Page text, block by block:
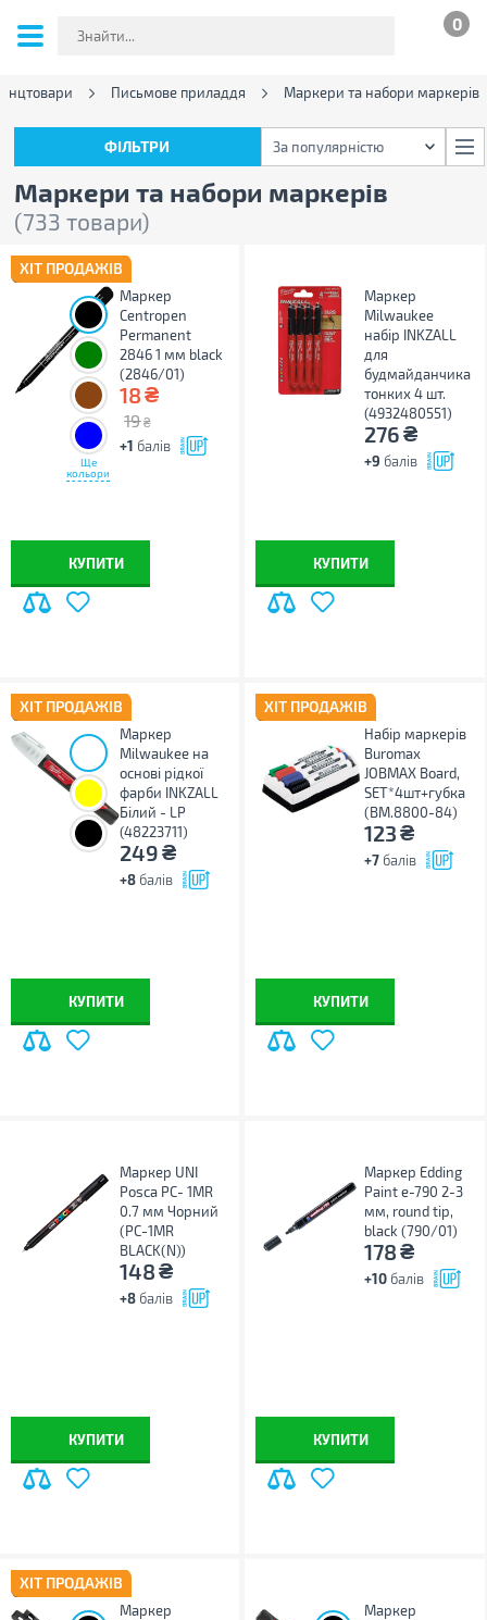
0
Письмове приладдя Маркери та набори маркерів
Маркери та набори маркерів
(733 товари)
ФІЛЬТРИ За популярністю
ХІТ ПРОДАЖІВ
Ще
кольори
Маркер
Centropen
Permanent
2846 1 мм black
(2846/01)
18₴
19 ₴
+1 балів
КУПИТИ
Маркер
Milwaukee
набір INKZALL
для
будмайданчика
тонких 4 шт.
(4932480551)
276₴
+9 балів
КУПИТИ
ХІТ ПРОДАЖІВ
Маркер
Milwaukee на
основі рідкої
фарби INKZALL
Білий - LP
(48223711)
249₴
+8 балів
КУПИТИ
ХІТ ПРОДАЖІВ
Набір маркерів
Buromax
JOBMAX Board,
SET*4шт+губка
(BM.8800-84)
123₴
+7 балів
КУПИТИ
Маркер UNI
Posca PC- 1MR
0.7 мм Чорний
(PC-1MR
BLACK(N))
148₴
+8 балів
КУПИТИ
Маркер Edding
Paint e-790 2-3
мм, round tip,
black (790/01)
178₴
+10 балів
КУПИТИ
ХІТ ПРОДАЖІВ
Маркер
Маркер
ФІЛЬТРИ За популярністю